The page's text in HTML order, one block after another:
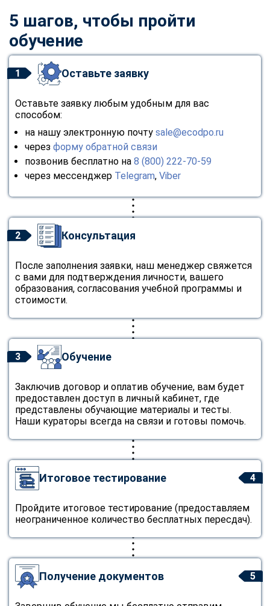
5 шагов, чтобы пройти
обучение
1 Оставьте заявку
Оставьте заявку любым удобным для вас
способом:
на нашу электронную почту sale@ecodpo.ru
через форму обратной связи
позвонив бесплатно на 8 (800) 222-70-59
через мессенджер Telegram, Viber
2 Консультация
После заполнения заявки, наш менеджер свяжется
с вами для подтверждения личности, вашего
образования, согласования учебной программы и
стоимости.
3 Обучение
Заключив договор и оплатив обучение, вам будет
предоставлен доступ в личный кабинет, где
представлены обучающие материалы и тесты.
Наши кураторы всегда на связи и готовы помочь.
4
Итоговое тестирование
Пройдите итоговое тестирование (предоставляем
неограниченное количество бесплатных пересдач).
5
Получение документов